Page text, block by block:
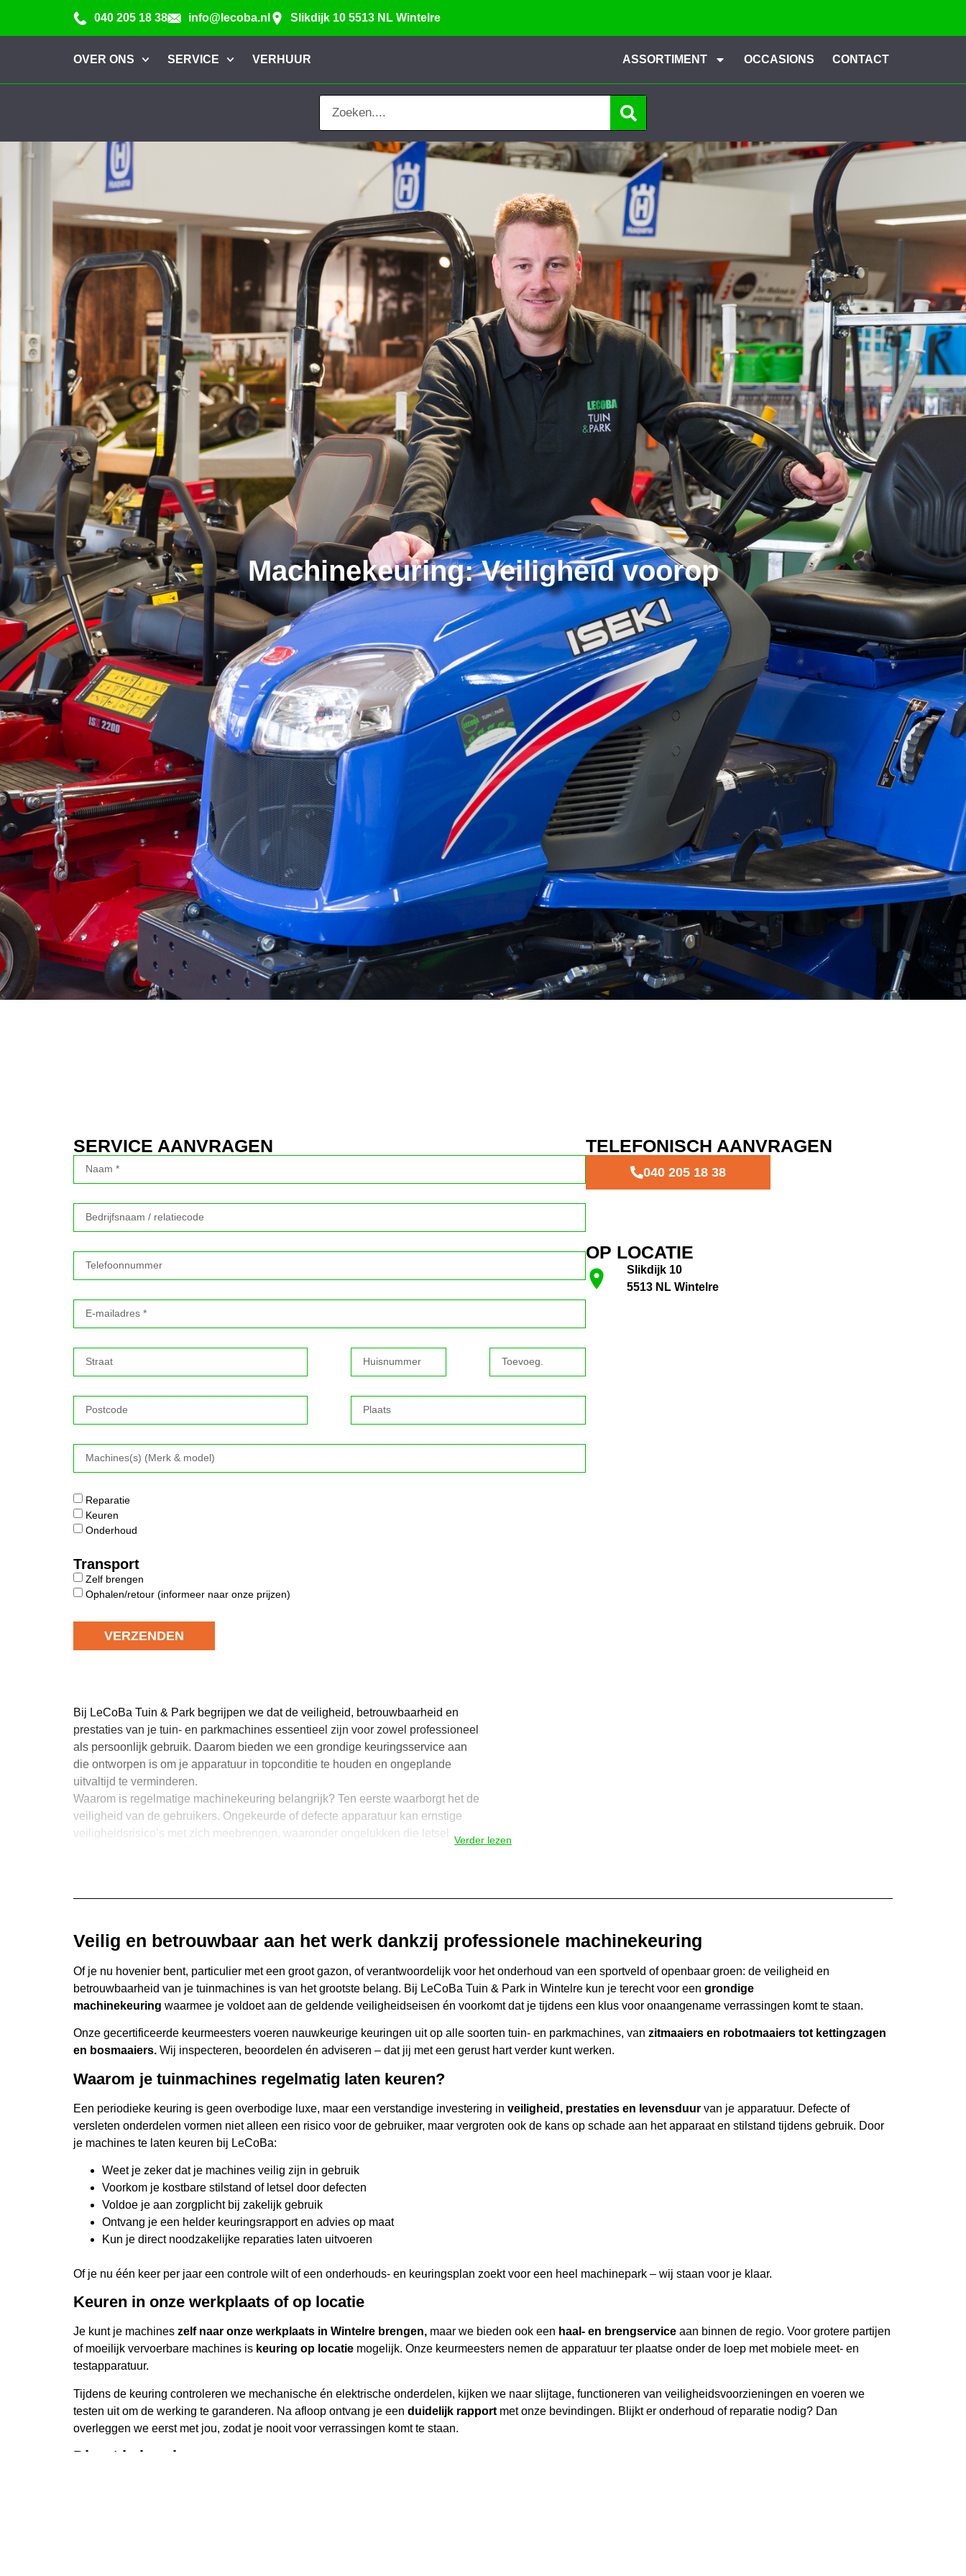
040 205 18 38 info@lecoba.nl Slikdijk 10 5513 NL Wintelre
OVER ONS SERVICE VERHUUR ASSORTIMENT OCCASIONS CONTACT
Machinekeuring: Veiligheid voorop
SERVICE AANVRAGEN
Reparatie
Keuren
Onderhoud
Transport
Zelf brengen
Ophalen/retour (informeer naar onze prijzen)
VERZENDEN
TELEFONISCH AANVRAGEN
040 205 18 38
OP LOCATIE
Slikdijk 10
5513 NL Wintelre
Bij LeCoBa Tuin & Park begrijpen we dat de veiligheid, betrouwbaarheid en
prestaties van je tuin- en parkmachines essentieel zijn voor zowel professioneel
als persoonlijk gebruik. Daarom bieden we een grondige keuringsservice aan
die ontworpen is om je apparatuur in topconditie te houden en ongeplande
uitvaltijd te verminderen.
Waarom is regelmatige machinekeuring belangrijk? Ten eerste waarborgt het de
veiligheid van de gebruikers. Ongekeurde of defecte apparatuur kan ernstige
veiligheidsrisico’s met zich meebrengen, waaronder ongelukken die letsel
van onze haal- en brengservice, wij zorgen ervoor dat de keuring grondig en
efficiënt wordt uitgevoerd. Ons team van ervaren keurmeesters gebruikt de
nieuwste technologieën en volgt strikte industrienormen om te garanderen dat
elke keuring nauwgezet wordt uitgevoerd.
Wat gebeurt er tijdens een keuring? Elk apparaat wordt zorgvuldig
geïnspecteerd op mogelijke defecten en prestatieproblemen. We evalueren alle
functionaliteit. Na de inspectie ontvang je een rapport van de bevindingen en
alleen een kwestie van nakoming van wettelijke eisen; het gaat ook om het
verzekeren van de levensduur en efficiëntie van je apparatuur.
gemoedsrust die komt met het weten dat je apparatuur veilig, betrouwbaar en
ons een vertrouwde partner in tuin- en parkmachineonderhoud.
Verder lezen
Veilig en betrouwbaar aan het werk dankzij professionele machinekeuring
Of je nu hovenier bent, particulier met een groot gazon, of verantwoordelijk voor het onderhoud van een sportveld of openbaar groen: de veiligheid en
betrouwbaarheid van je tuinmachines is van het grootste belang. Bij LeCoBa Tuin & Park in Wintelre kun je terecht voor een grondige
machinekeuring waarmee je voldoet aan de geldende veiligheidseisen én voorkomt dat je tijdens een klus voor onaangename verrassingen komt te staan.
Onze gecertificeerde keurmeesters voeren nauwkeurige keuringen uit op alle soorten tuin- en parkmachines, van zitmaaiers en robotmaaiers tot kettingzagen
en bosmaaiers. Wij inspecteren, beoordelen én adviseren – dat jij met een gerust hart verder kunt werken.
Waarom je tuinmachines regelmatig laten keuren?
Een periodieke keuring is geen overbodige luxe, maar een verstandige investering in veiligheid, prestaties en levensduur van je apparatuur. Defecte of
versleten onderdelen vormen niet alleen een risico voor de gebruiker, maar vergroten ook de kans op schade aan het apparaat en stilstand tijdens gebruik. Door
je machines te laten keuren bij LeCoBa:
Weet je zeker dat je machines veilig zijn in gebruik
Voorkom je kostbare stilstand of letsel door defecten
Voldoe je aan zorgplicht bij zakelijk gebruik
Ontvang je een helder keuringsrapport en advies op maat
Kun je direct noodzakelijke reparaties laten uitvoeren
Of je nu één keer per jaar een controle wilt of een onderhouds- en keuringsplan zoekt voor een heel machinepark – wij staan voor je klaar.
Keuren in onze werkplaats of op locatie
Je kunt je machines zelf naar onze werkplaats in Wintelre brengen, maar we bieden ook een haal- en brengservice aan binnen de regio. Voor grotere partijen
of moeilijk vervoerbare machines is keuring op locatie mogelijk. Onze keurmeesters nemen de apparatuur ter plaatse onder de loep met mobiele meet- en
testapparatuur.
Tijdens de keuring controleren we mechanische én elektrische onderdelen, kijken we naar slijtage, functioneren van veiligheidsvoorzieningen en voeren we
testen uit om de werking te garanderen. Na afloop ontvang je een duidelijk rapport met onze bevindingen. Blijkt er onderhoud of reparatie nodig? Dan
overleggen we eerst met jou, zodat je nooit voor verrassingen komt te staan.
Direct je keuring aanvragen